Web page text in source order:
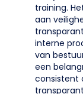
training.
aan
interne
van
een
consistent